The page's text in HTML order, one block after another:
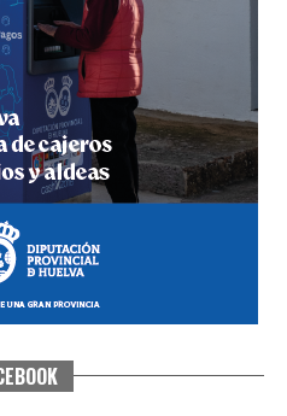
2026
COLOMBINAS